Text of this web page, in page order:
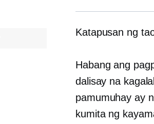
Katapusan ng
Habang ang
dalisay na
pamumuhay ay
kumita ng